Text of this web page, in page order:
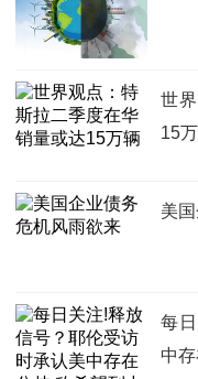
世
15
美
每
中